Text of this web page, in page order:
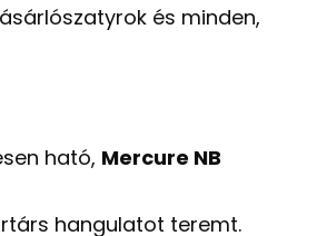
és minden,
ható, Mercure NB
hangulatot teremt.